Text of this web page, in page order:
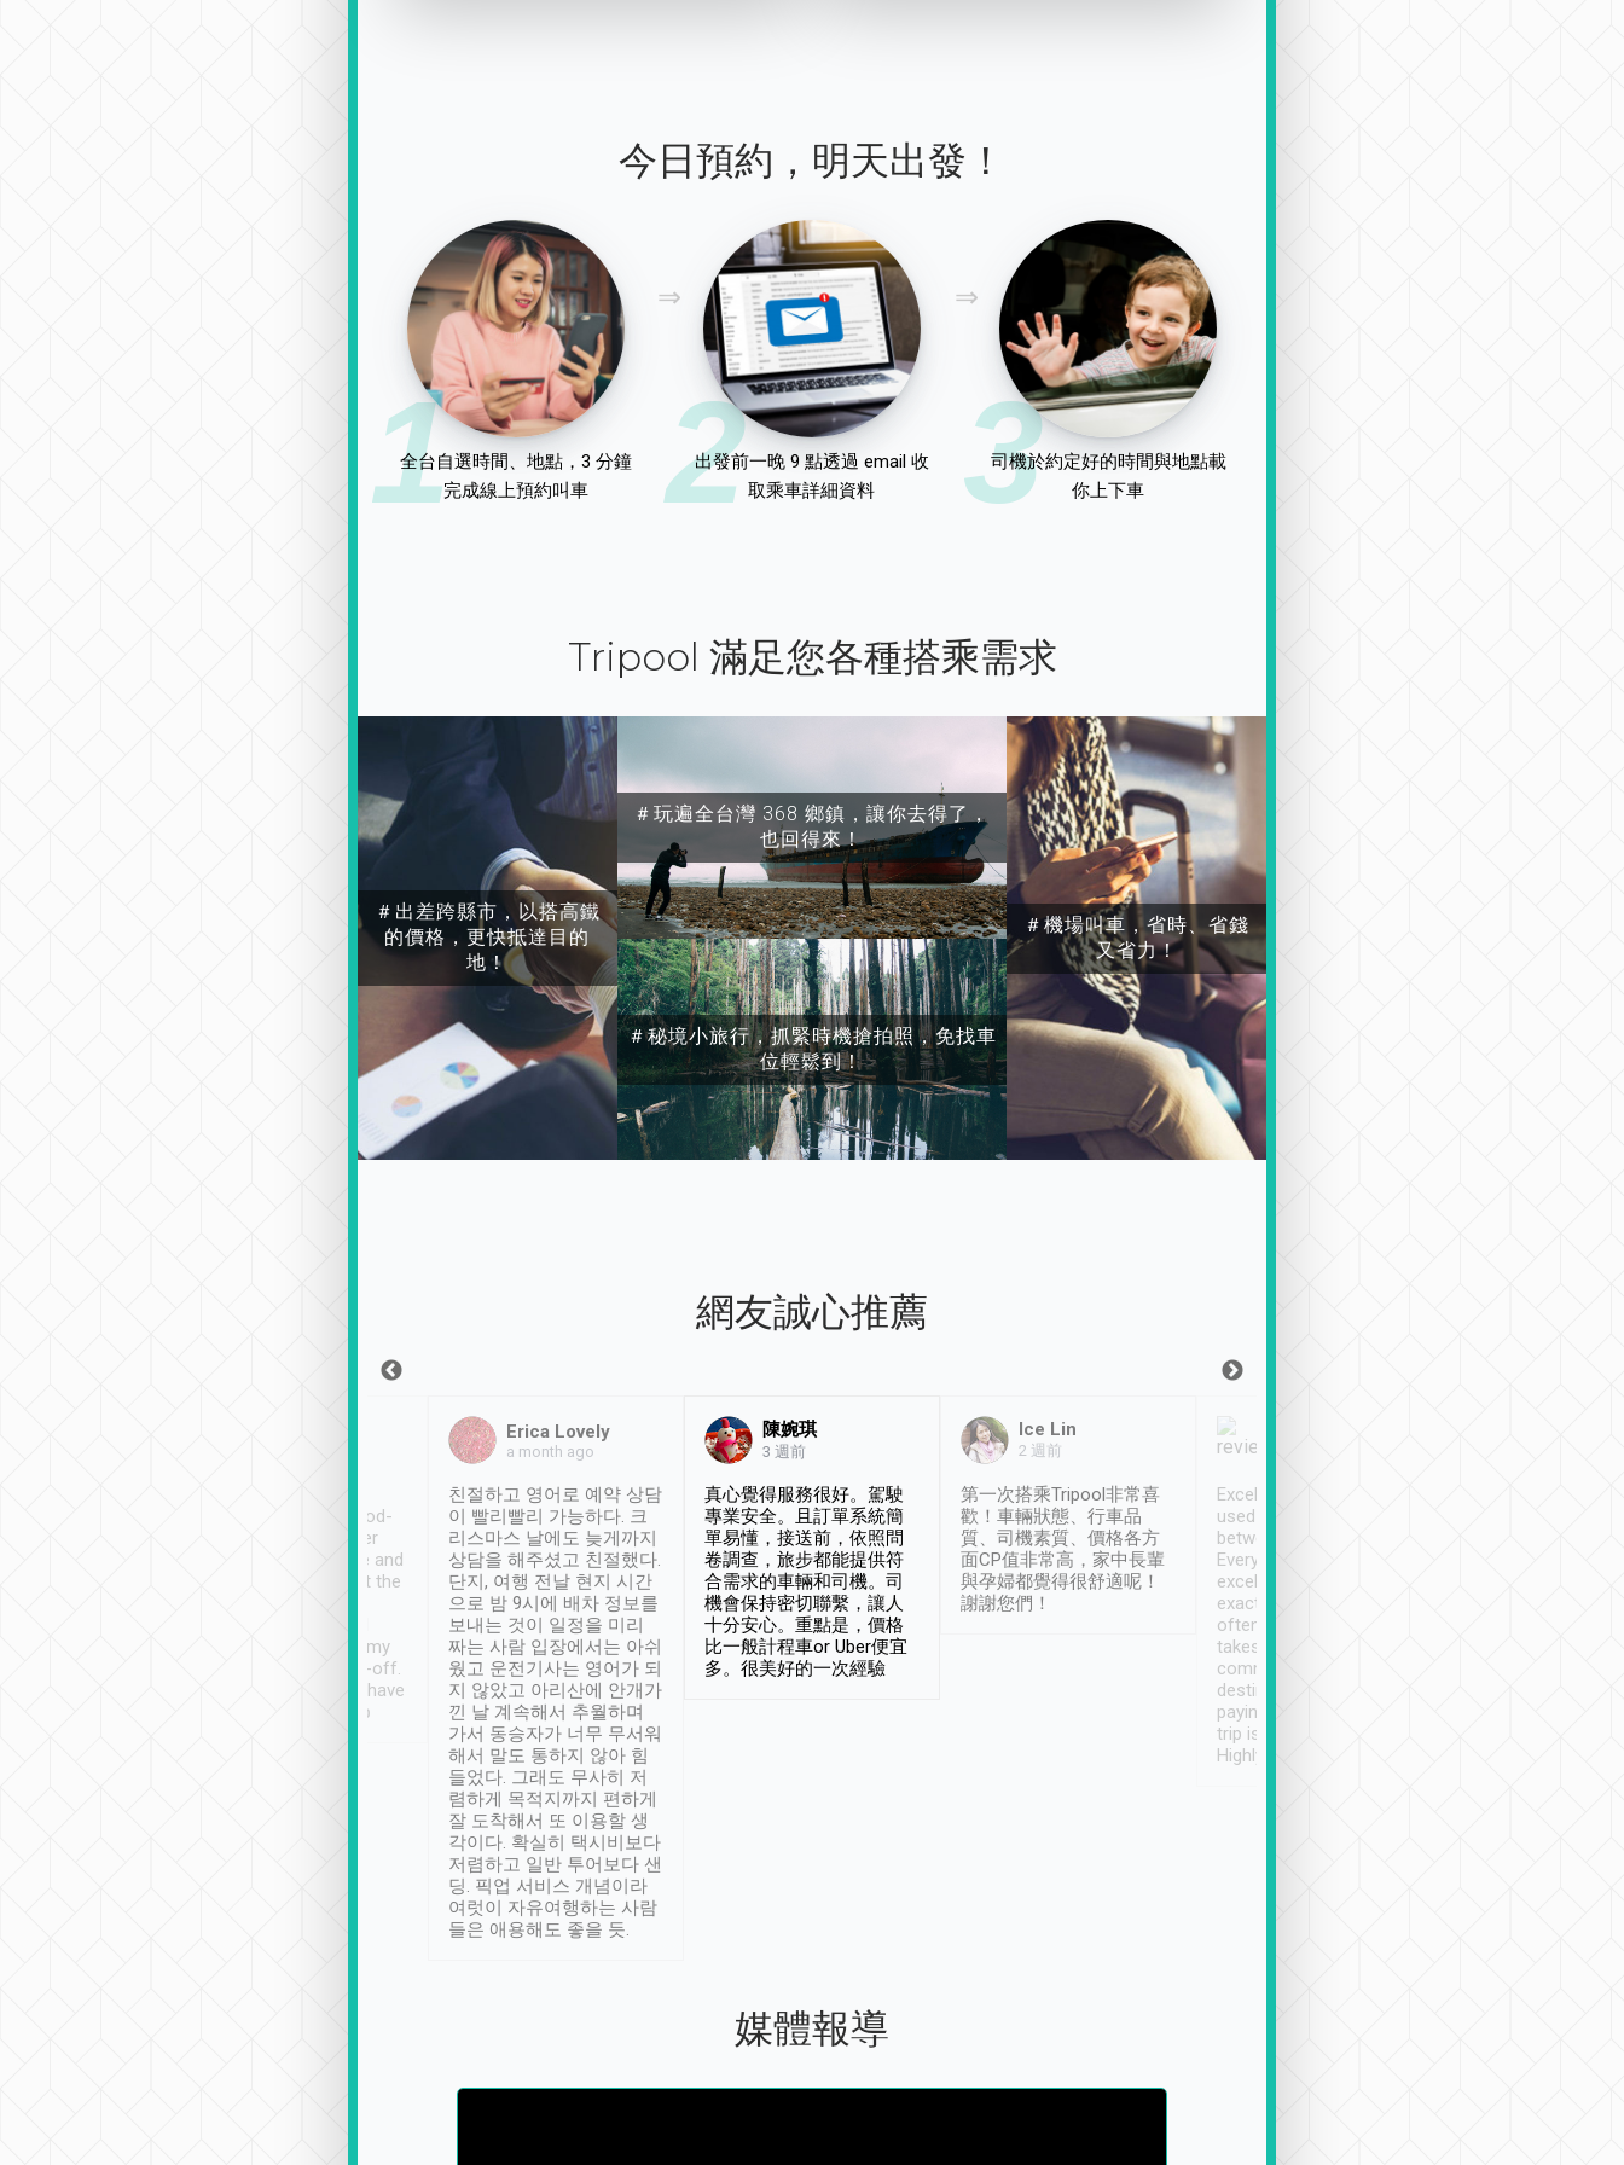
今日預約，明天出發！
1
全台自選時間、地點，3 分鐘
完成線上預約叫車
2
出發前一晚 9 點透過 email 收
取乘車詳細資料
3
司機於約定好的時間與地點載
你上下車
Tripool 滿足您各種搭乘需求
＃出差跨縣市，以搭高鐵
的價格，更快抵達目的
地！
＃玩遍全台灣 368 鄉鎮，讓你去得了，
也回得來！
＃秘境小旅行，抓緊時機搶拍照，免找車
位輕鬆到！
＃機場叫車，省時、省錢
又省力！
網友誠心推薦
service, vehicles in good-
condition and the driver
service was awesome and
thoughtful. Driver went the
have safely arrived at my
destination after drop-off.
Definitely something I have
not seen elsewhere 👍
Erica Lovely
a month ago
친절하고 영어로 예약 상담
이 빨리빨리 가능하다. 크
리스마스 날에도 늦게까지
상담을 해주셨고 친절했다.
단지, 여행 전날 현지 시간
으로 밤 9시에 배차 정보를
보내는 것이 일정을 미리
짜는 사람 입장에서는 아쉬
웠고 운전기사는 영어가 되
지 않았고 아리산에 안개가
낀 날 계속해서 추월하며
가서 동승자가 너무 무서워
해서 말도 통하지 않아 힘
들었다. 그래도 무사히 저
렴하게 목적지까지 편하게
잘 도착해서 또 이용할 생
각이다. 확실히 택시비보다
저렴하고 일반 투어보다 샌
딩. 픽업 서비스 개념이라
여럿이 자유여행하는 사람
들은 애용해도 좋을 듯.
陳婉琪
3 週前
真心覺得服務很好。駕駛
專業安全。且訂單系統簡
單易懂，接送前，依照問
卷調查，旅步都能提供符
合需求的車輛和司機。司
機會保持密切聯繫，讓人
十分安心。重點是，價格
比一般計程車or Uber便宜
多。很美好的一次經驗
Ice Lin
2 週前
第一次搭乘Tripool非常喜
歡！車輛狀態、行車品
質、司機素質、價格各方
面CP值非常高，家中長輩
與孕婦都覺得很舒適呢！
謝謝您們！
Excellent service. We have
used Tripool to travel
between cities in Taiwan.
Every driver has been
excellent and arrives
exactly on time. As there is
often limited English it
takes the difficulty out of
communicating the
destination details and
paying online prior to the
trip is very convenient.
Highly recommended
媒體報導